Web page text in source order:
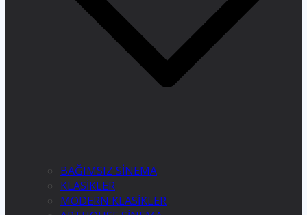
BAĞIMSIZ SİNEMA
KLASİKLER
MODERN KLASİKLER